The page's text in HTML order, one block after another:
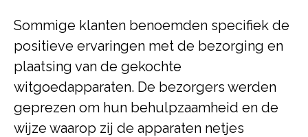
Sommige klanten benoemden specifiek de
positieve ervaringen met de bezorging en
plaatsing van de gekochte
witgoedapparaten. De bezorgers werden
geprezen om hun behulpzaamheid en de
wijze waarop zij de apparaten netjes